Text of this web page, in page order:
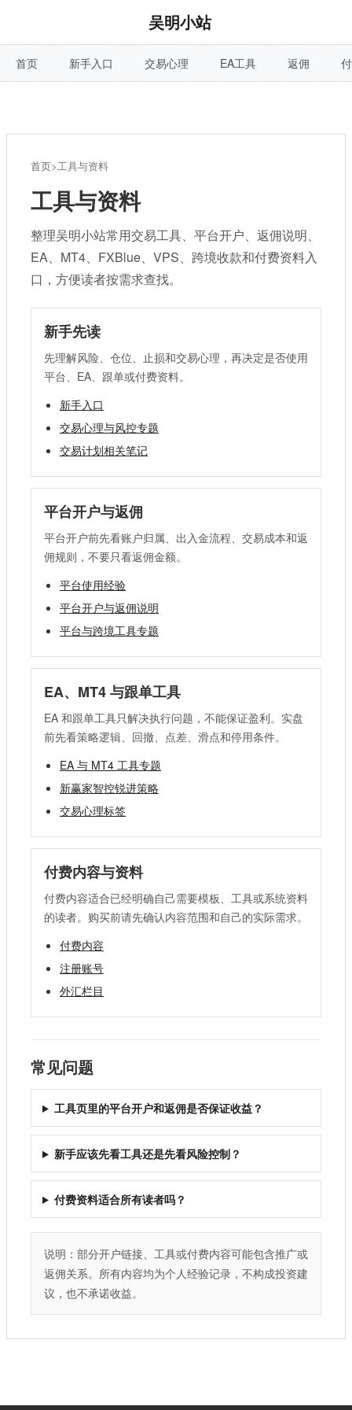
吴明小站
首页 新手入口 交易心理 EA工具 返佣
首页>工具与资料
工具与资料
整理吴明小站常用交易工具、平台开户、返佣说明、
EA、MT4、FXBlue、VPS、跨境收款和付费资料入
口，方便读者按需求查找。
新手先读
先理解风险、仓位、止损和交易心理，再决定是否使用
平台、EA、跟单或付费资料。
新手入口
交易心理与风控专题
交易计划相关笔记
平台开户与返佣
平台开户前先看账户归属、出入金流程、交易成本和返
佣规则，不要只看返佣金额。
平台使用经验
平台开户与返佣说明
平台与跨境工具专题
EA、MT4 与跟单工具
EA 和跟单工具只解决执行问题，不能保证盈利。实盘
前先看策略逻辑、回撤、点差、滑点和停用条件。
EA 与 MT4 工具专题
新赢家智控锐进策略
交易心理标签
付费内容与资料
付费内容适合已经明确自己需要模板、工具或系统资料
的读者。购买前请先确认内容范围和自己的实际需求。
付费内容
注册账号
外汇栏目
常见问题
工具页里的平台开户和返佣是否保证收益？
新手应该先看工具还是先看风险控制？
付费资料适合所有读者吗？
说明：部分开户链接、工具或付费内容可能包含推广或
返佣关系。所有内容均为个人经验记录，不构成投资建
议，也不承诺收益。